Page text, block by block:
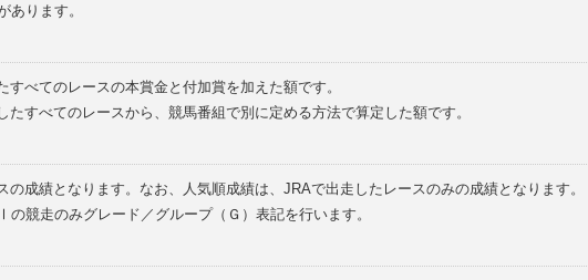
あります。
すべてのレースの本賞金と付加賞を加えた額です。
たすべてのレースから、競馬番組で別に定める方法で算定した額です。
成績となります。なお、人気順成績は、JRAで出走したレースのみの成績となります。
競走のみグレード／グループ（Ｇ）表記を行います。